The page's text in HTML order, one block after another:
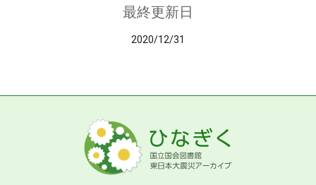
最終更新日
2020/12/31